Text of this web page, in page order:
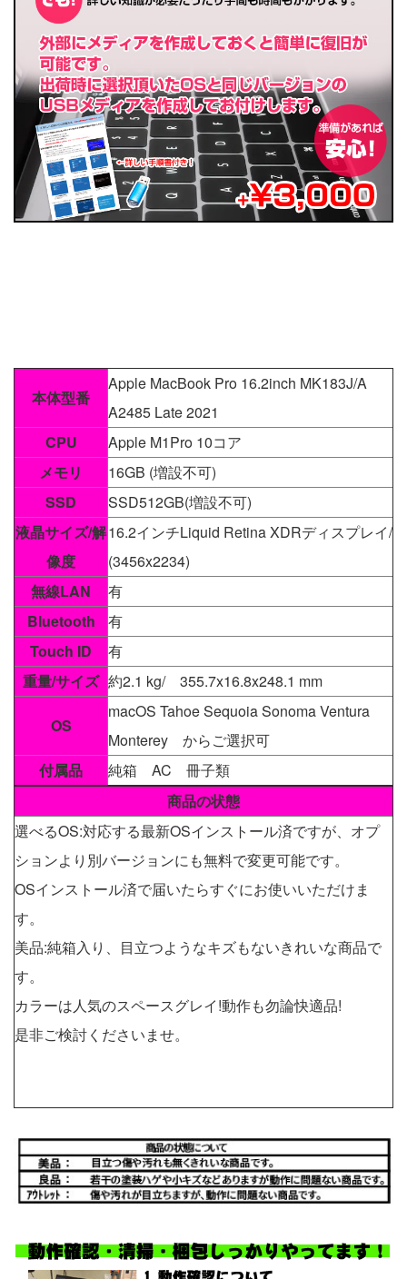
本体型番
Apple MacBook Pro 16.2inch MK183J/A
A2485 Late 2021
CPU
Apple M1Pro 10コア
メモリ
16GB (増設不可)
SSD
SSD512GB(増設不可)
液晶サイズ/解
像度
16.2インチLiquid Retina XDRディスプレイ/
(3456x2234)
無線LAN
有
Bluetooth
有
Touch ID
有
重量/サイズ 約2.1 kg/ 355.7x16.8x248.1 mm
OS
macOS Tahoe Sequoia Sonoma Ventura
Monterey からご選択可
付属品
純箱 AC 冊子類
商品の状態
選べるOS:対応する最新OSインストール済ですが、オプ
ションより別バージョンにも無料で変更可能です。
OSインストール済で届いたらすぐにお使いいただけま
す。
美品:純箱入り、目立つようなキズもないきれいな商品で
す。
カラーは人気のスペースグレイ!動作も勿論快適品!
是非ご検討くださいませ。